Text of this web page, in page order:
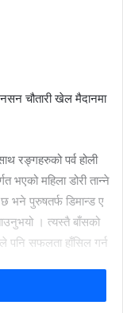
चौतारी खेल मैदानमा
रङ्गहरुको पर्व होली
भएको महिला डोरी तान्ने
भने पुरुषतर्फ डिमान्ड ए
। त्यस्तै बाँसको
सफलता हाँसिल गर्न